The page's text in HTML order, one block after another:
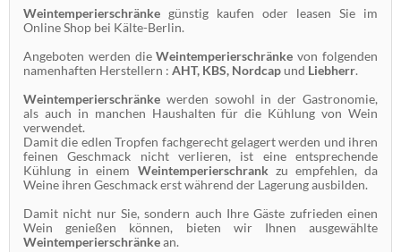
Weintemperierschränke günstig kaufen oder leasen Sie im
Online Shop bei Kälte-Berlin.
Angeboten werden dieWeintemperierschränke von folgenden
namenhaften Herstellern : AHT, KBS, Nordcap und Liebherr.
Weintemperierschränke werden sowohl in der Gastronomie,
als auch in manchen Haushalten für die Kühlung von Wein
verwendet.
Damit die edlen Tropfen fachgerecht gelagert werden und ihren
feinen Geschmack nicht verlieren, ist eine entsprechende
Kühlung in einem Weintemperierschrank zu empfehlen, da
Weine ihren Geschmack erst während der Lagerung ausbilden.
Damit nicht nur Sie, sondern auch Ihre Gäste zufrieden einen
Wein genießen können, bieten wir Ihnen ausgewählte
Weintemperierschränkean.